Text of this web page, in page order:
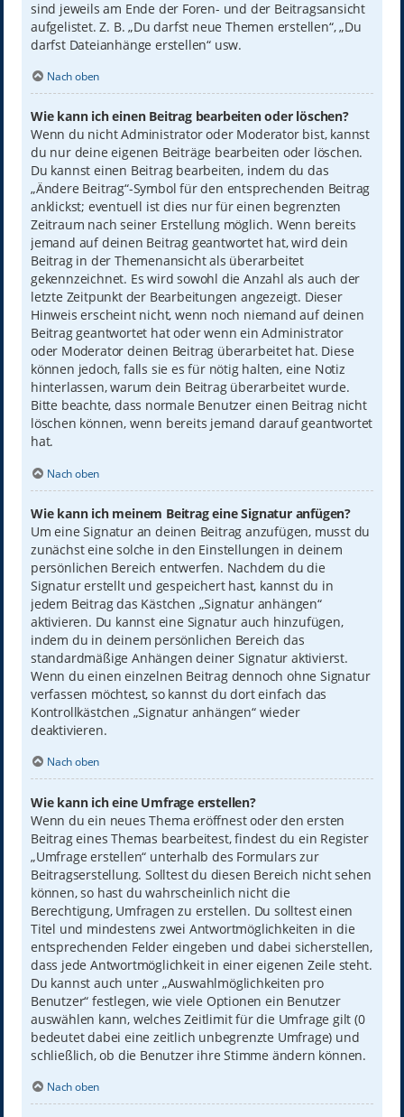
sind jeweils am Ende der Foren- und der Beitragsansicht
aufgelistet. Z. B. „Du darfst neue Themen erstellen“, „Du
darfst Dateianhänge erstellen“ usw.
Nach oben
Wie kann ich einen Beitrag bearbeiten oder löschen?
Wenn du nicht Administrator oder Moderator bist, kannst
du nur deine eigenen Beiträge bearbeiten oder löschen.
Du kannst einen Beitrag bearbeiten, indem du das
„Ändere Beitrag“-Symbol für den entsprechenden Beitrag
anklickst; eventuell ist dies nur für einen begrenzten
Zeitraum nach seiner Erstellung möglich. Wenn bereits
jemand auf deinen Beitrag geantwortet hat, wird dein
Beitrag in der Themenansicht als überarbeitet
gekennzeichnet. Es wird sowohl die Anzahl als auch der
letzte Zeitpunkt der Bearbeitungen angezeigt. Dieser
Hinweis erscheint nicht, wenn noch niemand auf deinen
Beitrag geantwortet hat oder wenn ein Administrator
oder Moderator deinen Beitrag überarbeitet hat. Diese
können jedoch, falls sie es für nötig halten, eine Notiz
hinterlassen, warum dein Beitrag überarbeitet wurde.
Bitte beachte, dass normale Benutzer einen Beitrag nicht
löschen können, wenn bereits jemand darauf geantwortet
hat.
Nach oben
Wie kann ich meinem Beitrag eine Signatur anfügen?
Um eine Signatur an deinen Beitrag anzufügen, musst du
zunächst eine solche in den Einstellungen in deinem
persönlichen Bereich entwerfen. Nachdem du die
Signatur erstellt und gespeichert hast, kannst du in
jedem Beitrag das Kästchen „Signatur anhängen“
aktivieren. Du kannst eine Signatur auch hinzufügen,
indem du in deinem persönlichen Bereich das
standardmäßige Anhängen deiner Signatur aktivierst.
Wenn du einen einzelnen Beitrag dennoch ohne Signatur
verfassen möchtest, so kannst du dort einfach das
Kontrollkästchen „Signatur anhängen“ wieder
deaktivieren.
Nach oben
Wie kann ich eine Umfrage erstellen?
Wenn du ein neues Thema eröffnest oder den ersten
Beitrag eines Themas bearbeitest, findest du ein Register
„Umfrage erstellen“ unterhalb des Formulars zur
Beitragserstellung. Solltest du diesen Bereich nicht sehen
können, so hast du wahrscheinlich nicht die
Berechtigung, Umfragen zu erstellen. Du solltest einen
Titel und mindestens zwei Antwortmöglichkeiten in die
entsprechenden Felder eingeben und dabei sicherstellen,
dass jede Antwortmöglichkeit in einer eigenen Zeile steht.
Du kannst auch unter „Auswahlmöglichkeiten pro
Benutzer“ festlegen, wie viele Optionen ein Benutzer
auswählen kann, welches Zeitlimit für die Umfrage gilt (0
bedeutet dabei eine zeitlich unbegrenzte Umfrage) und
schließlich, ob die Benutzer ihre Stimme ändern können.
Nach oben